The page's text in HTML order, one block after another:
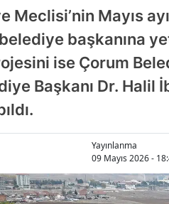
Meclisi’nin Mayıs
başkanına
ise Çorum
Başkanı Dr. Halil
Yayınlanma
09 Mayıs 2026 -